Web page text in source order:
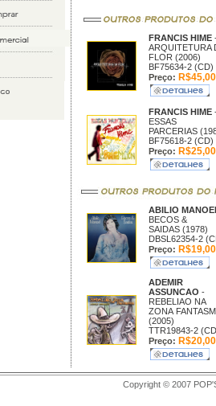
FRANCIS HIME
ARQUITETURA
FLOR (2006)
BF75634-2 (CD)
Preço: R$45,00
FRANCIS HIME
ESSAS
PARCERIAS
BF75618-2 (CD)
Preço: R$25,00
ABILIO
BECOS &
SAIDAS (1978)
DBSL62354-2
Preço: R$19,00
ADEMIR
ASSUNCAO -
REBELIAO NA
ZONA
(2005)
TTR19843-2
Preço: R$20,00
Copyright © 2007